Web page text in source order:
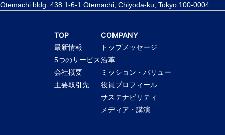
Otemachi bldg. 438 1-6-1 Otemachi, Chiyoda-ku, Tokyo 100-0004
TOP
最新情報
5つのサービス
会社概要
主要取引先
COMPANY
トップメッセージ
沿革
ミッション・バリュー
役員プロフィール
サステナビリティ
メディア・講演